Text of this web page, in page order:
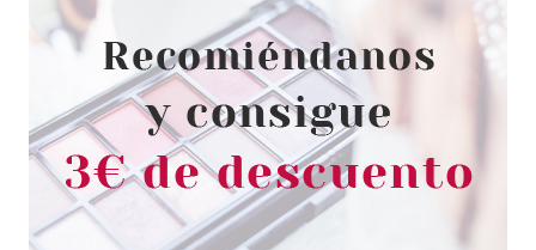
Pvr 40.90€
-26%
desde
30.40€